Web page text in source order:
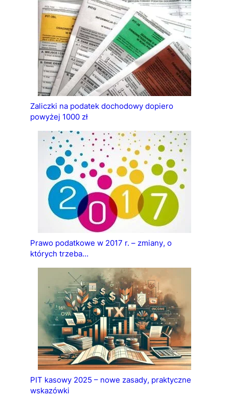
Zaliczki na podatek dochodowy dopiero
powyżej 1000 zł
Prawo podatkowe w 2017 r. – zmiany, o
których trzeba…
PIT kasowy 2025 – nowe zasady, praktyczne
wskazówki